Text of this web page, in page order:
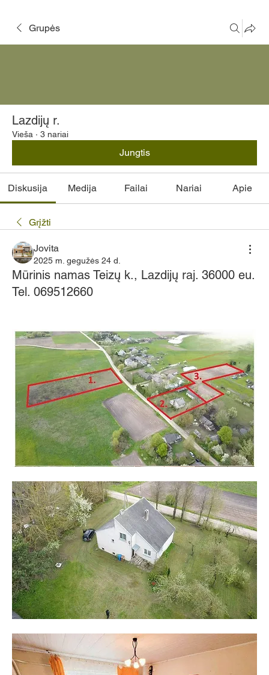
Grupės
Lazdijų r.
Vieša · 3 nariai
Jungtis
Diskusija Medija Failai Nariai Apie
Grįžti
Jovita
2025 m. gegužės 24 d.
Mūrinis namas Teizų k., Lazdijų raj. 36000 eu.
Tel. 069512660